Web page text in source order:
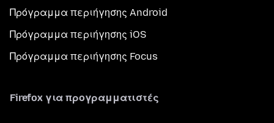
Πρόγραμμα περιήγησης Android
Πρόγραμμα περιήγησης iOS
Πρόγραμμα περιήγησης Focus
Firefox για προγραμματιστές